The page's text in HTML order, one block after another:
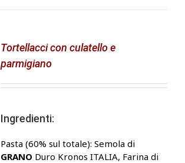
Tortellacci con culatello e
parmigiano
Ingredienti:
Pasta (60% sul totale): Semola di
GRANO Duro Kronos ITALIA, Farina di